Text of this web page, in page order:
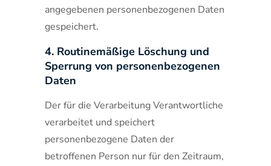
angegebenen personenbezogenen Daten
gespeichert.
4. Routinemäßige Löschung und
Sperrung von personenbezogenen
Daten
Der für die Verarbeitung Verantwortliche
verarbeitet und speichert
personenbezogene Daten der
betroffenen Person nur für den Zeitraum,